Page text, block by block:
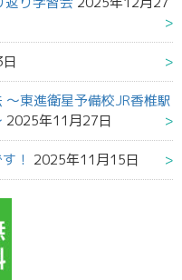
東進衛星予備校JR香椎駅
2025年11月27日
！ 2025年11月15日